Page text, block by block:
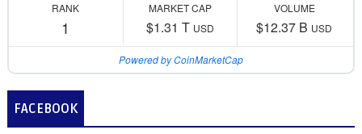
RANK
1
MARKET CAP
$1.31 T USD
VOLUME
$12.37 B USD
Powered by CoinMarketCap
FACEBOOK